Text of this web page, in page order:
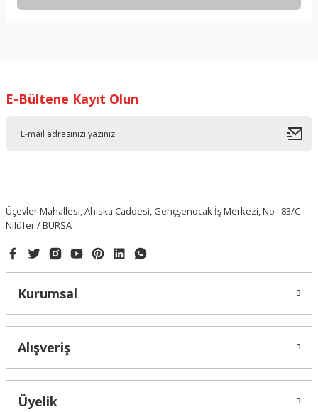
E-Bültene Kayıt Olun
Üçevler Mahallesi, Ahıska Caddesi, Gençşenocak İş Merkezi, No : 83/C
Nilüfer / BURSA
Kurumsal
Alışveriş
Üyelik